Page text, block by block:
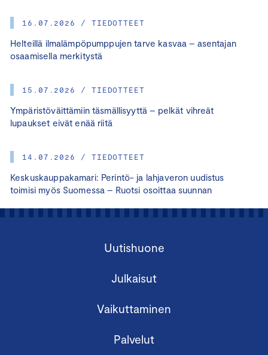
16.07.2026 / TIEDOTTEET
Helteillä ilmalämpöpumppujen tarve kasvaa – asentajan
osaamisella merkitystä
15.07.2026 / TIEDOTTEET
Ympäristöväittämiin täsmällisyyttä – pelkät vihreät
lupaukset eivät enää riitä
14.07.2026 / TIEDOTTEET
Keskuskauppakamari: Perintö- ja lahjaveron uudistus
toimisi myös Suomessa – Ruotsi osoittaa suunnan
Uutishuone
Julkaisut
Vaikuttaminen
Palvelut